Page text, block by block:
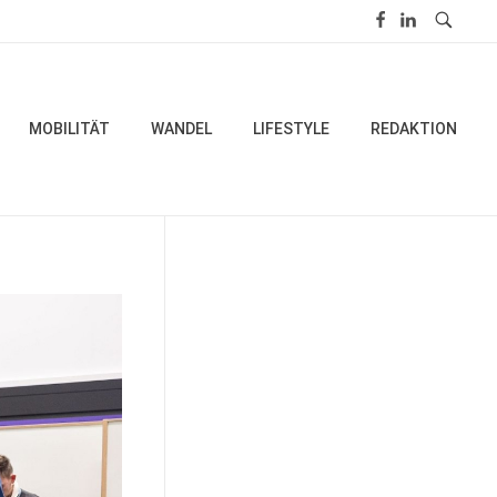
MOBILITÄT WANDEL LIFESTYLE REDAKTION